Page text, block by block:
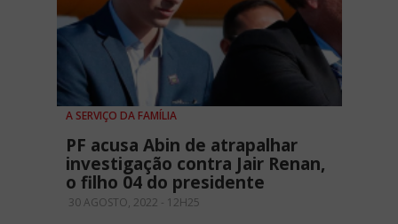
A SERVIÇO DA FAMÍLIA
PF acusa Abin de atrapalhar
investigação contra Jair Renan,
o filho 04 do presidente
30 AGOSTO, 2022 - 12H25